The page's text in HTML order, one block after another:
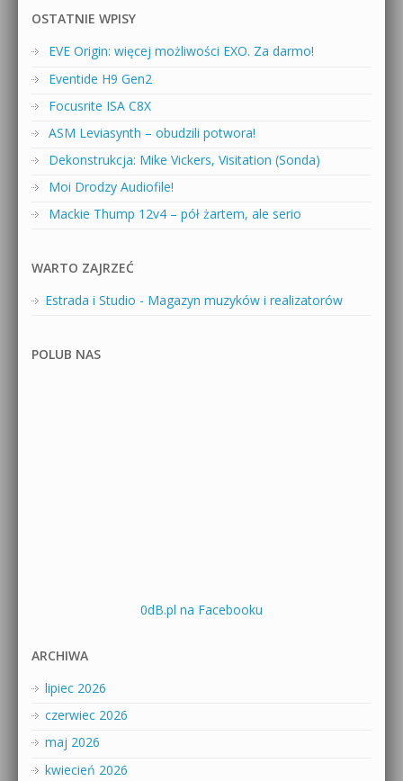
OSTATNIE WPISY
EVE Origin: więcej możliwości EXO. Za darmo!
Eventide H9 Gen2
Focusrite ISA C8X
ASM Leviasynth – obudzili potwora!
Dekonstrukcja: Mike Vickers, Visitation (Sonda)
Moi Drodzy Audiofile!
Mackie Thump 12v4 – pół żartem, ale serio
WARTO ZAJRZEĆ
Estrada i Studio - Magazyn muzyków i realizatorów
POLUB NAS
0dB.pl na Facebooku
ARCHIWA
lipiec 2026
czerwiec 2026
maj 2026
kwiecień 2026